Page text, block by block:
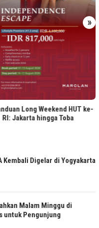
»
Long Weekend HUT ke-
RI: Jakarta hingga Toba
Kembali Digelar di Yogyakarta
Malam Minggu di
untuk Pengunjung